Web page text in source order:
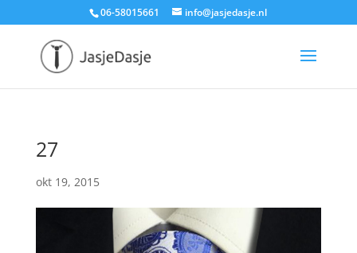
06-58015661 info@jasjedasje.nl
27
okt 19, 2015